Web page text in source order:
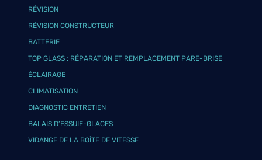
RÉVISION
RÉVISION CONSTRUCTEUR
BATTERIE
TOP GLASS : RÉPARATION ET REMPLACEMENT PARE-BRISE
ÉCLAIRAGE
CLIMATISATION
DIAGNOSTIC ENTRETIEN
BALAIS D’ESSUIE-GLACES
VIDANGE DE LA BOÎTE DE VITESSE